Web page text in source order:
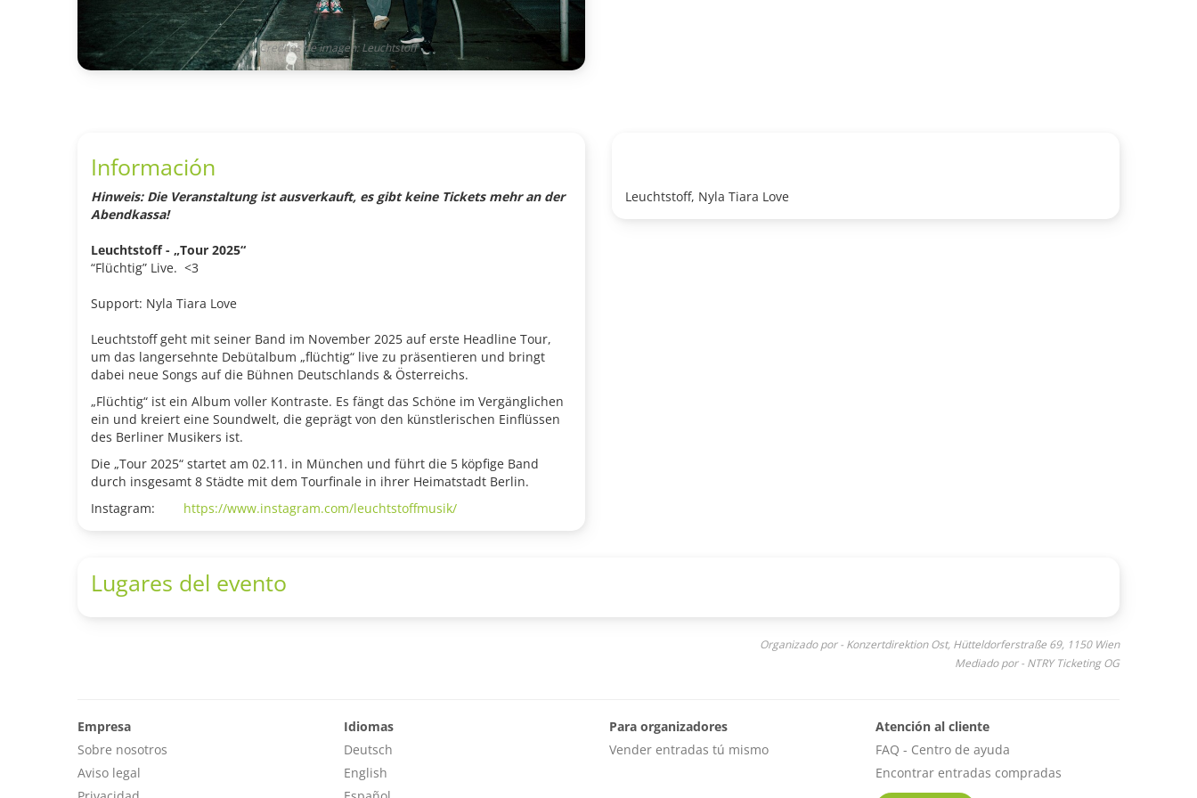
Creditos de imagen: Leuchtstoff
Información
Hinweis: Die Veranstaltung ist ausverkauft, es gibt keine Tickets mehr an der
Abendkassa!
Leuchtstoff - „Tour 2025“
“Flüchtig” Live. <3
Support: Nyla Tiara Love
Leuchtstoff geht mit seiner Band im November 2025 auf erste Headline Tour,
um das langersehnte Debütalbum „flüchtig“ live zu präsentieren und bringt
dabei neue Songs auf die Bühnen Deutschlands & Österreichs.
„Flüchtig“ ist ein Album voller Kontraste. Es fängt das Schöne im Vergänglichen
ein und kreiert eine Soundwelt, die geprägt von den künstlerischen Einflüssen
des Berliner Musikers ist.
Die „Tour 2025“ startet am 02.11. in München und führt die 5 köpfige Band
durch insgesamt 8 Städte mit dem Tourfinale in ihrer Heimatstadt Berlin.
Instagram: https://www.instagram.com/leuchtstoffmusik/
Leuchtstoff, Nyla Tiara Love
Lugares del evento
Organizado por - Konzertdirektion Ost, Hütteldorferstraße 69, 1150 Wien
Mediado por - NTRY Ticketing OG
Empresa
Sobre nosotros
Aviso legal
Idiomas
Deutsch
English
Para organizadores
Vender entradas tú mismo
Atención al cliente
FAQ - Centro de ayuda
Encontrar entradas compradas